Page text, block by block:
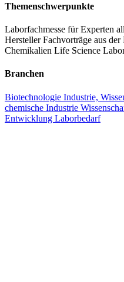
Themenschwerpunkte
Laborfachmesse für Experten
HerstellerFachvorträge aus der
Chemikalien Life Science
Branchen
Biotechnologie Industrie,
chemische Industrie
Entwicklung Laborbedarf